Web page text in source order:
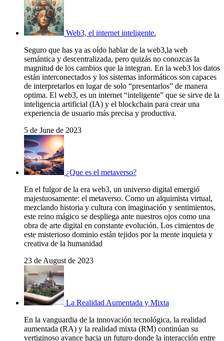
Web3, el internet inteligente.
Seguro que has ya as oído hablar de la web3,la web
semántica y descentralizada, pero quizás no conozcas la
magnitud de los cambios que la integran. En la web3 los datos
están interconectados y los sistemas informáticos son capaces
de interpretarlos en lugar de solo “presentarlos” de manera
optima. El web3, es un internet “inteligente” que se sirve de la
inteligencia artificial (IA) y el blockchain para crear una
experiencia de usuario más precisa y productiva.
5 de June de 2023
¿Que es el metaverso?
En el fulgor de la era web3, un universo digital emergió
majestuosamente: el metaverso. Como un alquimista virtual,
mezclando historia y cultura con imaginación y sentimientos,
este reino mágico se despliega ante nuestros ojos como una
obra de arte digital en constante evolución. Los cimientos de
este misterioso dominio están tejidos por la mente inquieta y
creativa de la humanidad
23 de August de 2023
La Realidad Aumentada y Mixta
En la vanguardia de la innovación tecnológica, la realidad
aumentada (RA) y la realidad mixta (RM) continúan su
vertiginoso avance hacia un futuro donde la interacción entre